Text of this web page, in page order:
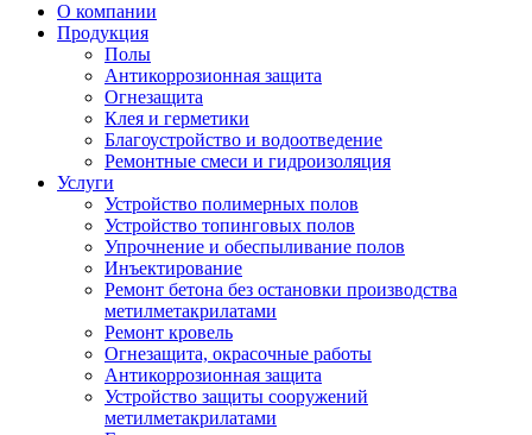
О компании
Продукция
Полы
Антикоррозионная защита
Огнезащита
Клея и герметики
Благоустройство и водоотведение
Ремонтные смеси и гидроизоляция
Услуги
Устройство полимерных полов
Устройство топинговых полов
Упрочнение и обеспыливание полов
Инъектирование
Ремонт бетона без остановки производства
метилметакрилатами
Ремонт кровель
Огнезащита, окрасочные работы
Антикоррозионная защита
Устройство защиты сооружений
метилметакрилатами